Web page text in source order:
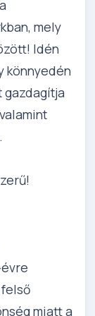
mely
Idén
könnyedén
gazdagítja
miatt a